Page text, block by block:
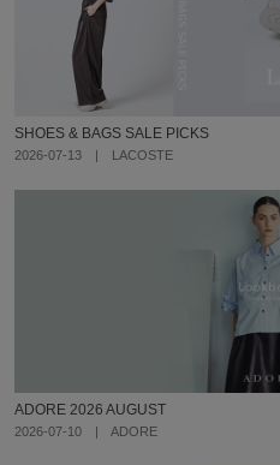
SHOES & BAGS SALE PICKS
2026-07-13 | LACOSTE
ADORE 2026 AUGUST
2026-07-10 | ADORE